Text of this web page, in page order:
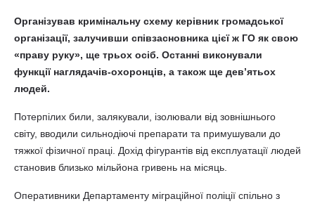
Організував кримінальну схему керівник громадської
організації, залучивши співзасновника цієї ж ГО як свою
«праву руку», ще трьох осіб. Останні виконували
функції наглядачів-охоронців, а також ще дев’ятьох
людей.
Потерпілих били, залякували, ізолювали від зовнішнього
світу, вводили сильнодіючі препарати та примушували до
тяжкої фізичної праці. Дохід фігурантів від експлуатації людей
становив близько мільйона гривень на місяць.
Оперативники Департаменту міграційної поліції спільно з